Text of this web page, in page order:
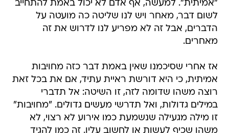
"אמיתית". למעשה, אף אדם לא יכול באמת להתחייב
לשום דבר, מאחר ויש לנו שליטה כה מועטה על
הדברים, אבל זה לא מפריע לנו לדרוש את זה
מאחרים.
אז אחרי שסיכמנו שאין באמת דבר כזה מחויבות
אמיתית, כי היא דורשת ראיית עתיד, אם את בכל זאת
רוצה משהו שדומה לזה, זו השיטה: אל תדברי
במילים גדולות, ואל תדרשי מעשים גדולים. "מחויבות"
זו מילה מגעילה שנשמעת כמו אירוע לא רצוי, לא
משהו שכיף לעשות או לחשוב עליו. זה כמו להגיד